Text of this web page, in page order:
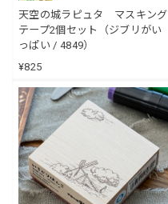
天空の城ラピュタ マスキング
テープ2個セット（ジブリがい
っぱい / 4849）
¥825